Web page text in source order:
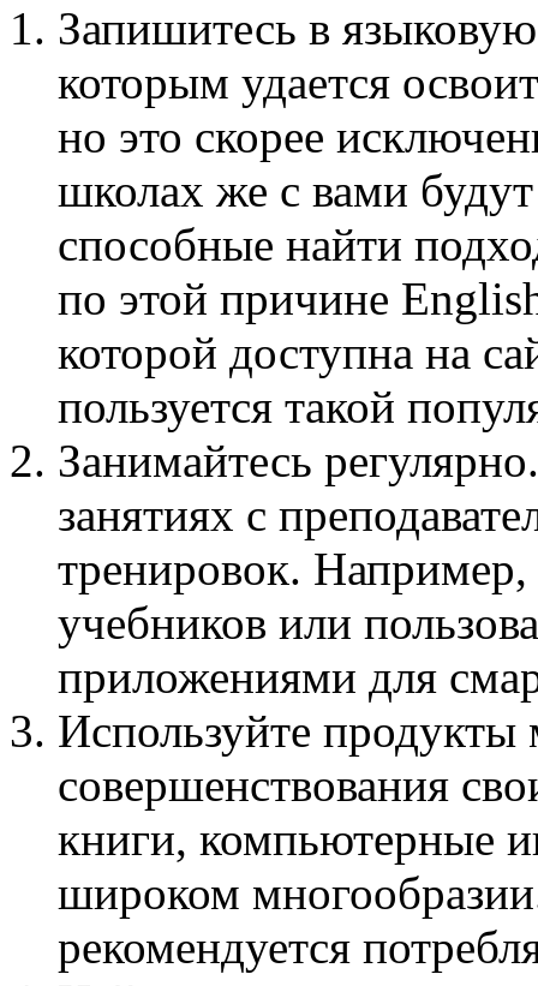
Запишитесь в
которым удается
но это скорее
школах же с вами
способные найти
по этой причине
которой доступна на
пользуется такой
Занимайтесь
занятиях с
тренировок.
учебников или
приложениями для
Используйте продукты
совершенствования
книги, компьютерные
широком
рекомендуется